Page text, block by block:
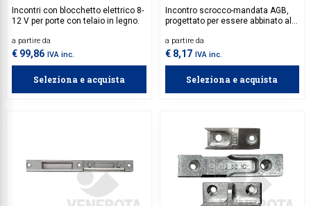
Incontri con blocchetto elettrico 8-
12 V per porte con telaio in legno.
a partire da
€ 99,86 IVA inc.
Seleziona e acquista
Incontro scrocco-mandata AGB,
progettato per essere abbinato alle
portoncini d’ingresso o porte-
finestre a una o due ante.
Compatibile anche con le
a partire da
€ 8,17 IVA inc.
Seleziona e acquista